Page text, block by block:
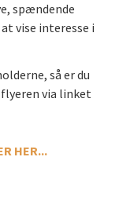
spændende
vise interesse i
så er du
via linket
HER...